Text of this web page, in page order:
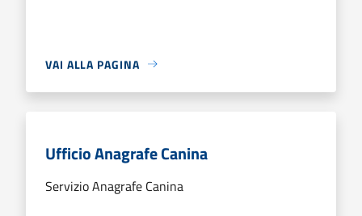
VAI ALLA PAGINA
Ufficio Anagrafe Canina
Servizio Anagrafe Canina